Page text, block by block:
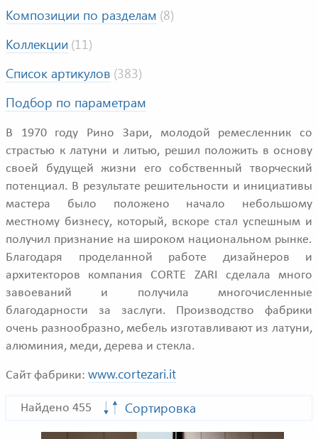
Композиции по разделам (8)
Коллекции (11)
Список артикулов (383)
Подбор по параметрам
В 1970 году Рино Зари, молодой ремесленник со
страстью к латуни и литью, решил положить в основу
своей будущей жизни его собственный творческий
потенциал. В результате решительности и инициативы
мастера было положено начало небольшому
местному бизнесу, который, вскоре стал успешным и
получил признание на широком национальном рынке.
Благодаря проделанной работе дизайнеров и
архитекторов компания CORTE ZARI сделала много
завоеваний и получила многочисленные
благодарности за заслуги. Производство фабрики
очень разнообразно, мебель изготавливают из латуни,
алюминия, меди, дерева и стекла.
Сайт фабрики: www.cortezari.it
Найдено 455 Сортировка